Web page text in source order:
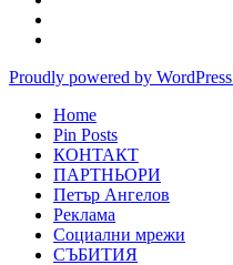
Proudly powered by WordPress
Home
Pin Posts
КОНТАКТ
ПАРТНЬОРИ
Петър Ангелов
Реклама
Социални мрежи
СЪБИТИЯ